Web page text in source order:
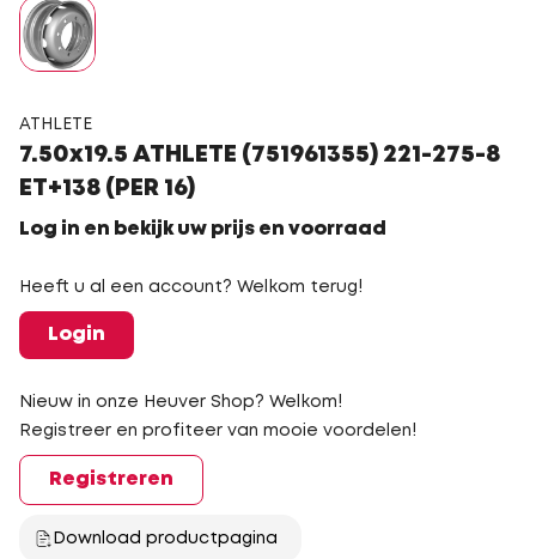
ATHLETE
7.50x19.5 ATHLETE (751961355) 221-275-8
ET+138 (PER 16)
Log in en bekijk uw prijs en voorraad
Heeft u al een account? Welkom terug!
Login
Nieuw in onze Heuver Shop? Welkom!
Registreer en profiteer van mooie voordelen!
Registreren
Download productpagina